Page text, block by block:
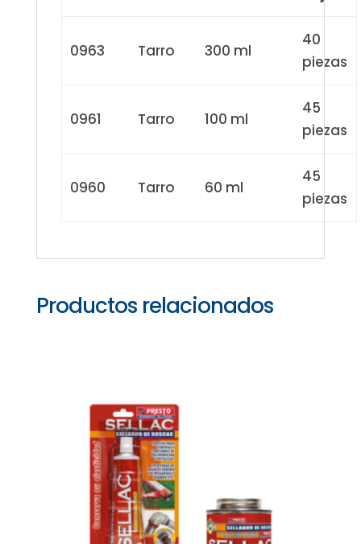
0963 Tarro 300 ml
40
piezas
0961 Tarro 100 ml
45
piezas
0960 Tarro 60 ml
45
piezas
Productos relacionados